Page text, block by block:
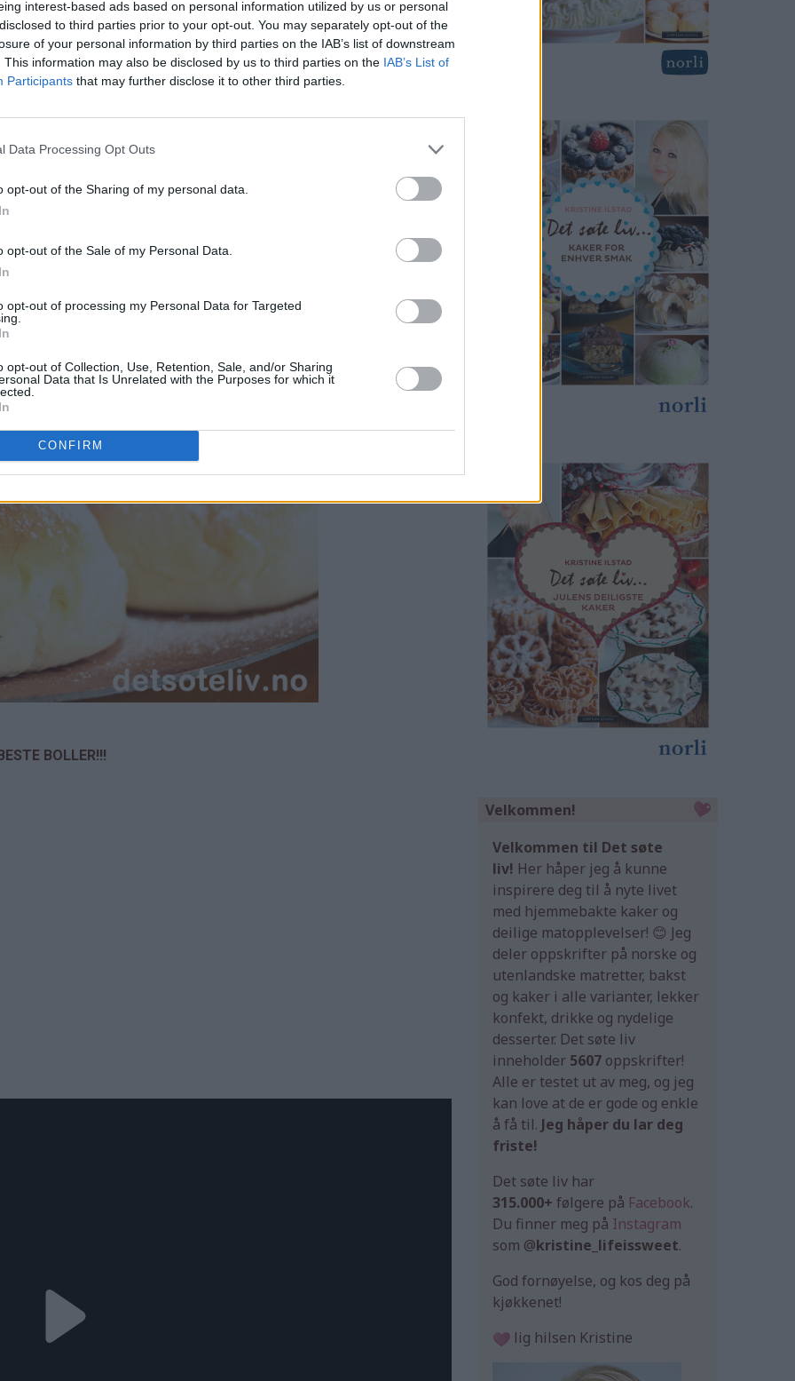
interest-based ads based on personal information utilized by us or personal
to third parties prior to your opt-out. You may separately opt-out of the
of your personal information by third parties on the IAB’s list of downstream
This information may also be disclosed by us to third parties on the IAB’s List of
Participants that may further disclose it to other third parties.
Data Processing Opt Outs
opt-out of the Sharing of my personal data.
opt-out of the Sale of my Personal Data.
opt-out of processing my Personal Data for Targeted
opt-out of Collection, Use, Retention, Sale, and/or Sharing
Data that Is Unrelated with the Purposes for which it
CONFIRM
og fremgangsmåten er litt annerledes enn ved vanlig
for sukker, og væsken skal gis et oppkok først. Dessuten trenger ikke
bollene lenge.
BOLLER!!!
Velkommen!
Velkommen til Det søte
liv! Her håper jeg å kunne
inspirere deg til å nyte livet
med hjemmebakte kaker og
deilige matopplevelser! 😊 Jeg
deler oppskrifter på norske og
utenlandske matretter, bakst
og kaker i alle varianter, lekker
konfekt, drikke og nydelige
desserter. Det søte liv
inneholder 5607 oppskrifter!
Alle er testet ut av meg, og jeg
kan love at de er gode og enkle
å få til. Jeg håper du lar deg
friste!
Det søte liv har
315.000+ følgere på Facebook.
Du finner meg på Instagram
som @kristine_lifeissweet.
God fornøyelse, og kos deg på
kjøkkenet!
lig hilsen Kristine